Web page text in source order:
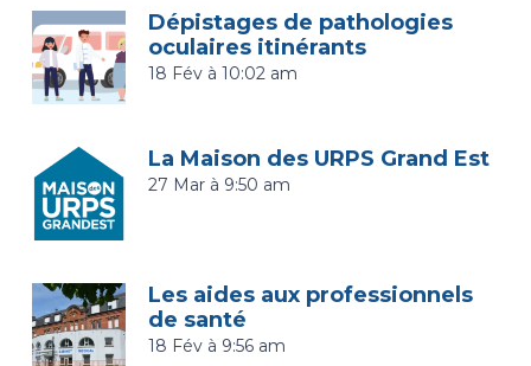
Dépistages de pathologies
oculaires itinérants
18 Fév à 10:02 am
La Maison des URPS Grand Est
27 Mar à 9:50 am
Les aides aux professionnels
de santé
18 Fév à 9:56 am